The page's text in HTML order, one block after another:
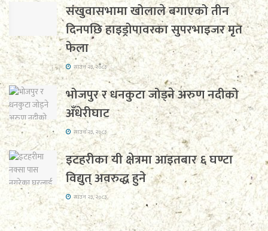
संखुवासभामा खोलाले बगाएको तीन
दिनपछि हाइड्रोपावरका सुपरभाइजर मृत
फेला
साउन २३, २०८३
भोजपुर र धनकुटा जोड्ने अरुण नदीको
अँधेरीघाट
साउन २३, २०८३
इटहरीका यी क्षेत्रमा आइतबार ६ घण्टा
विद्युत् अवरुद्ध हुने
साउन २३, २०८३